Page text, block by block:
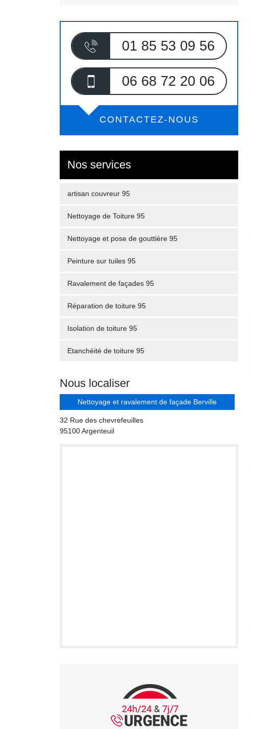
01 85 53 09 56
06 68 72 20 06
CONTACTEZ-NOUS
Nos services
artisan couvreur 95
Nettoyage de Toiture 95
Nettoyage et pose de gouttière 95
Peinture sur tuiles 95
Ravalement de façades 95
Réparation de toiture 95
Isolation de toiture 95
Etanchéité de toiture 95
Nous localiser
Nettoyage et ravalement de façade Berville
32 Rue des chevrefeuilles
95100 Argenteuil